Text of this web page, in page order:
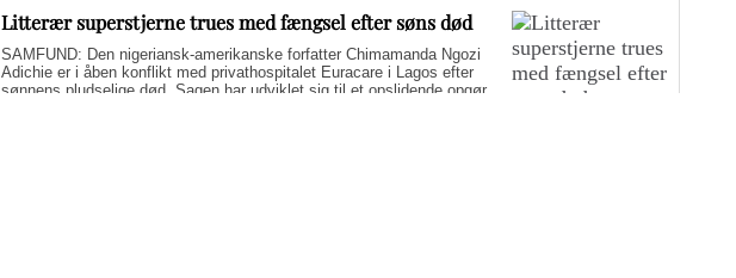
Litterær superstjerne trues med fængsel efter søns død
SAMFUND: Den nigeriansk-amerikanske forfatter Chimamanda Ngozi
Adichie er i åben konflikt med privathospitalet Euracare i Lagos efter
sønnens pludselige død. Sagen har udviklet sig til et opslidende opgør